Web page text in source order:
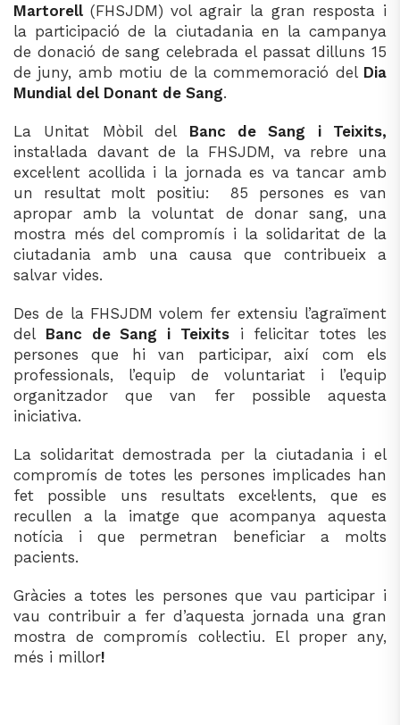
Martorell (FHSJDM) vol agrair la gran resposta i
la participació de la ciutadania en la campanya
de donació de sang celebrada el passat dilluns 15
de juny, amb motiu de la commemoració del Dia
Mundial del Donant de Sang.
La Unitat Mòbil del Banc de Sang i Teixits,
instal·lada davant de la FHSJDM, va rebre una
excel·lent acollida i la jornada es va tancar amb
un resultat molt positiu: 85 persones es van
apropar amb la voluntat de donar sang, una
mostra més del compromís i la solidaritat de la
ciutadania amb una causa que contribueix a
salvar vides.
Des de la FHSJDM volem fer extensiu l’agraïment
del Banc de Sang i Teixitsi felicitar totes les
persones que hi van participar, així com els
professionals, l’equip de voluntariat i l’equip
organitzador que van fer possible aquesta
iniciativa.
La solidaritat demostrada per la ciutadania i el
compromís de totes les persones implicades han
fet possible uns resultats excel·lents, que es
recullen a la imatge que acompanya aquesta
notícia i que permetran beneficiar a molts
pacients.
Gràcies a totes les persones que vau participar i
vau contribuir a fer d’aquesta jornada una gran
mostra de compromís col·lectiu. El proper any,
més i millor!